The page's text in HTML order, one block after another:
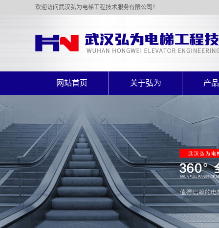
欢迎访问武汉弘为电梯工程技术服务有限公司！
网站首页 关于弘为
资质证书
产
载
自
别
液压
座椅